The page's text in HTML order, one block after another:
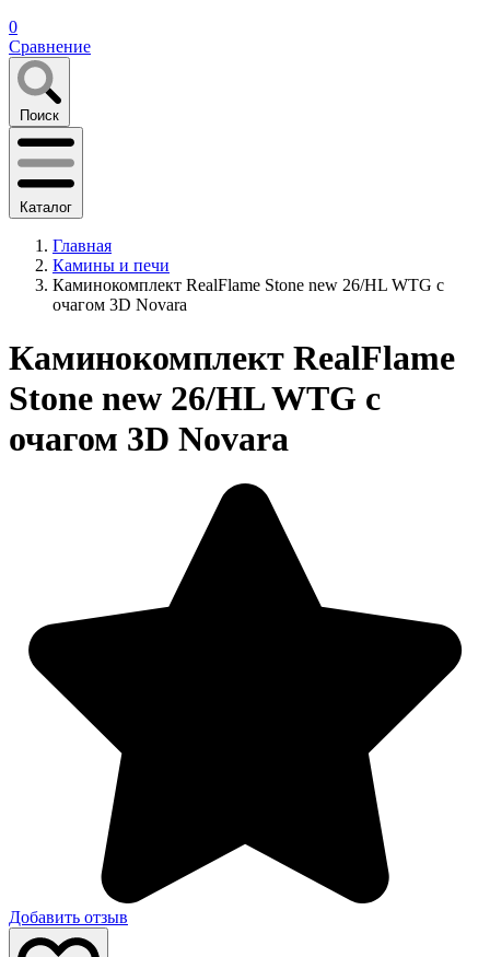
0
Сравнение
Поиск
Каталог
Главная
Камины и печи
Каминокомплект RealFlame Stone new 26/HL WTG с
очагом 3D Novara
Каминокомплект RealFlame
Stone new 26/HL WTG с
очагом 3D Novara
Добавить отзыв